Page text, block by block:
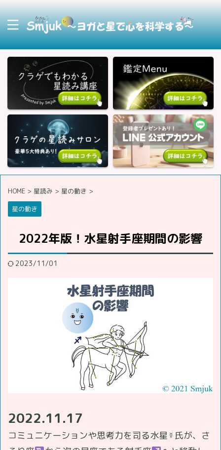
HOME > 星読み > 星の動き >
星の動き
2022年版！水星射手座期間の影響
2023/11/01
2022.11.17
コミュニケーションや思考力を司る水星☿氏が、さ